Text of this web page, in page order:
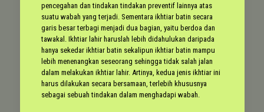
pencegahan dan tindakan tindakan preventif lainnya atas
suatu wabah yang terjadi. Sementara ikhtiar batin secara
garis besar terbagi menjadi dua bagian, yaitu berdoa dan
tawakal. Ikhtiar lahir haruslah lebih didahulukan daripada
hanya sekedar ikhtiar batin sekalipun ikhtiar batin mampu
lebih menenangkan seseorang sehingga tidak salah jalan
dalam melakukan ikhtiar lahir. Artinya, kedua jenis ikhtiar ini
harus dilakukan secara bersamaan, terlebih khususnya
sebagai sebuah tindakan dalam menghadapi wabah.